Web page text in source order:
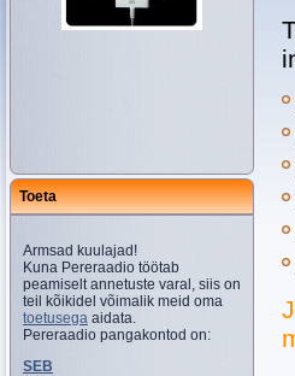
Toeta
Armsad kuulajad!
Kuna Pereraadio töötab
peamiselt annetuste varal, siis on
teil kõikidel võimalik meid oma
toetusega aidata.
Pereraadio pangakontod on:
SEB